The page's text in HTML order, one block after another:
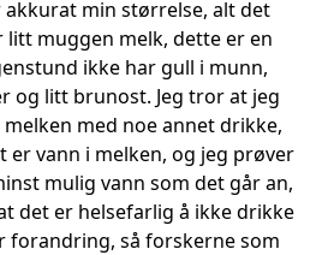
min størrelse, alt det
muggen melk, dette er en
ikke har gull i munn,
og litt brunost. Jeg tror at jeg
med noe annet drikke,
vann i melken, og jeg prøver
mulig vann som det går an,
det er helsefarlig å ikke drikke
forandring, så forskerne som